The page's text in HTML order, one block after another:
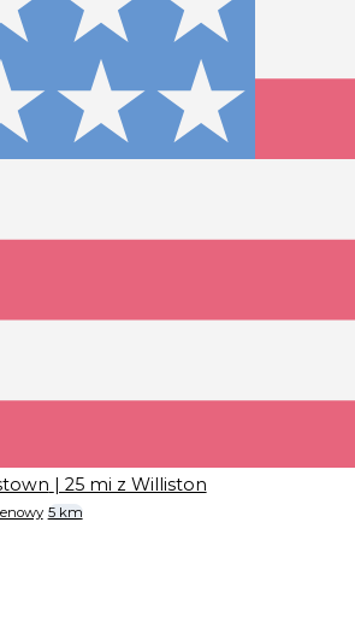
| 25 mi z Williston
5 km